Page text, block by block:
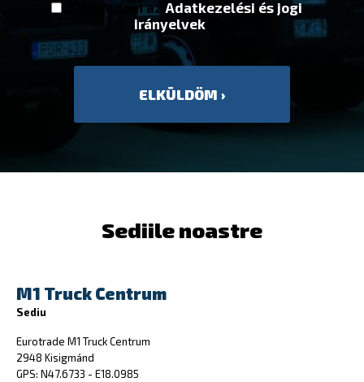
Elfogadom az Adatkezelési és jogi
irányelveket
Sediile noastre
M1 Truck Centrum
Sediu
Eurotrade M1 Truck Centrum
2948 Kisigmánd
GPS: N47.6733 - E18.0985